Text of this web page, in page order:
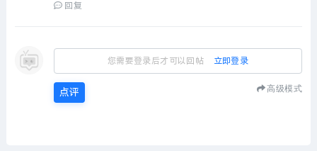
回复
您需要登录后才可以回帖 立即登录
点评 高级模式